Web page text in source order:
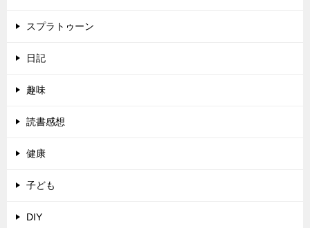
スプラトゥーン
日記
趣味
読書感想
健康
子ども
DIY